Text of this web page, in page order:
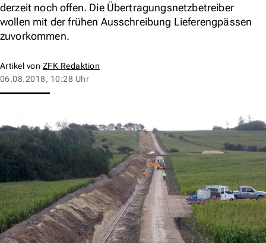
derzeit noch offen. Die Übertragungsnetzbetreiber
wollen mit der frühen Ausschreibung Lieferengpässen
zuvorkommen.
Artikel von ZFK Redaktion
06.08.2018, 10:28 Uhr